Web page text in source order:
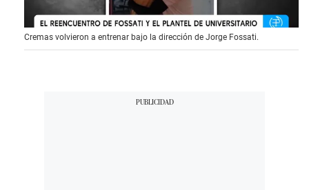
Cremas volvieron a entrenar bajo la dirección de Jorge Fossati.